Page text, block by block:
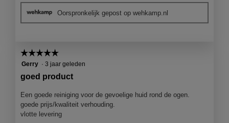
Oorspronkelijk gepost op wehkamp.nl
☆☆☆☆☆
☆☆☆☆☆
5
5
sterren.
Gerry · 3 jaar geleden
goed product
Een goede reiniging voor de gevoelige huid rond de ogen.
goede prijs/kwaliteit verhouding.
vlotte levering